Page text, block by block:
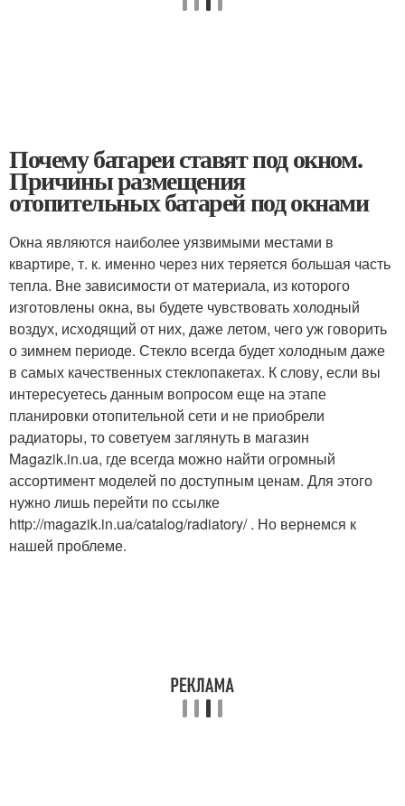
Почему батареи ставят под окном.
Причины размещения
отопительных батарей под окнами
Окна являются наиболее уязвимыми местами в
квартире, т. к. именно через них теряется большая часть
тепла. Вне зависимости от материала, из которого
изготовлены окна, вы будете чувствовать холодный
воздух, исходящий от них, даже летом, чего уж говорить
о зимнем периоде. Стекло всегда будет холодным даже
в самых качественных стеклопакетах. К слову, если вы
интересуетесь данным вопросом еще на этапе
планировки отопительной сети и не приобрели
радиаторы, то советуем заглянуть в магазин
Magazik.in.ua, где всегда можно найти огромный
ассортимент моделей по доступным ценам. Для этого
нужно лишь перейти по ссылке
http://magazik.in.ua/catalog/radiatory/ . Но вернемся к
нашей проблеме.